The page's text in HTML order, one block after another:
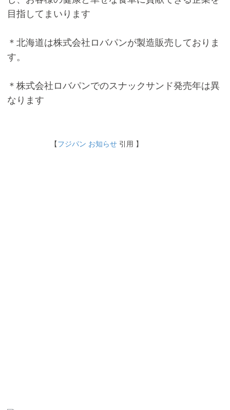
目指してまいります
＊北海道は株式会社ロバパンが製造販売しておりま
す。
＊株式会社ロバパンでのスナックサンド発売年は異
なります
【フジパン お知らせ 引用 】